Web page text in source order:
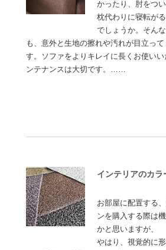
かったり、肘をつ
枕代わりに寝転が
でしょうか。そん
も、意外と生地の擦れや汚れが目立って
す。ソファをよりキレイに長くお使い
ンテナンスは大切です。……
インテリアのカラ
お部屋に配置する
ンを購入する際は
かと思いますが、
やはり、視覚的に